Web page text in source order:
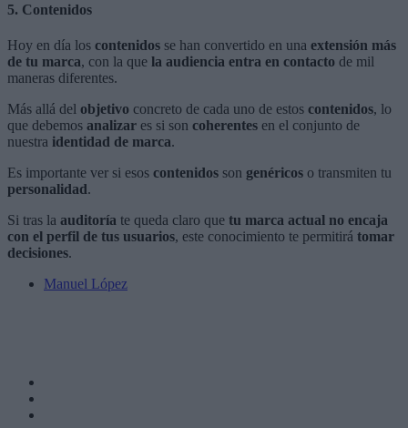
5. Contenidos
Hoy en día los contenidos se han convertido en una extensión más
de tu marca, con la que la audiencia entra en contacto de mil
maneras diferentes.
Más allá del objetivo concreto de cada uno de estos contenidos, lo
que debemos analizar es si son coherentes en el conjunto de
nuestra identidad de marca.
Es importante ver si esos contenidos son genéricos o transmiten tu
personalidad.
Si tras la auditoría te queda claro que tu marca actual no encaja
con el perfil de tus usuarios, este conocimiento te permitirá tomar
decisiones.
Manuel López